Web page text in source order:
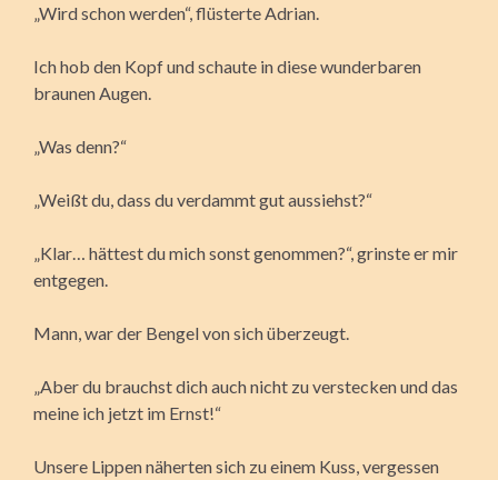
„Wird schon werden“, flüsterte Adrian.
Ich hob den Kopf und schaute in diese wunderbaren
braunen Augen.
„Was denn?“
„Weißt du, dass du verdammt gut aussiehst?“
„Klar… hättest du mich sonst genommen?“, grinste er mir
entgegen.
Mann, war der Bengel von sich überzeugt.
„Aber du brauchst dich auch nicht zu verstecken und das
meine ich jetzt im Ernst!“
Unsere Lippen näherten sich zu einem Kuss, vergessen